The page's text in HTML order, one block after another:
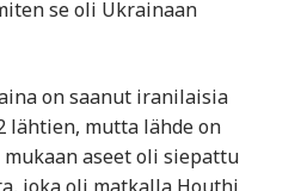
se oli Ukrainaan
on saanut iranilaisia
lähtien, mutta lähde on
aseet oli siepattu